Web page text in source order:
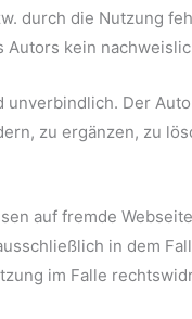
durch die Nutzung
kein
Der
zu ergänzen, zu
auf fremde
in dem
im Falle